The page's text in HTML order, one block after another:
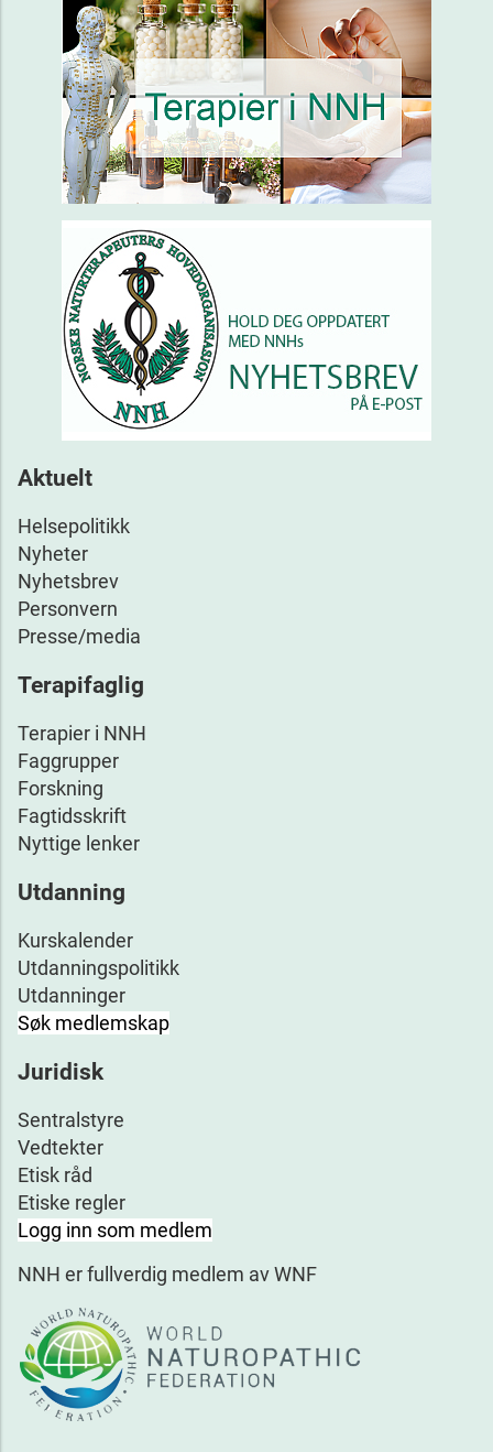
Aktuelt
Helsepolitikk
Nyheter
Nyhetsbrev
Personvern
Presse/media
Terapifaglig
Terapier i NNH
Faggrupper
Forskning
Fagtidsskrift
Nyttige lenker
Utdanning
Kurskalender
Utdanningspolitikk
Utdanninger
Søk medlemskap
Juridisk
Sentralstyre
Vedtekter
Etisk råd
Etiske regler
Logg inn som medlem
NNH er fullverdig medlem av WNF